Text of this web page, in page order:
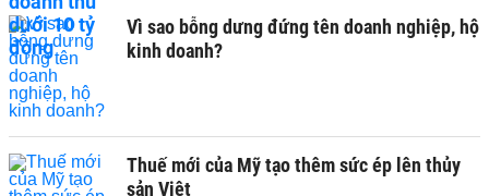
Vì sao bỗng dưng đứng tên doanh nghiệp, hộ
kinh doanh?
Thuế mới của Mỹ tạo thêm sức ép lên thủy
sản Việt